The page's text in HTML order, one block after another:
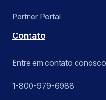
Partner Portal
Contato
Entre em contato conosco
1-800-979-6988